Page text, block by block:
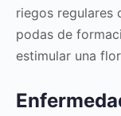
riegos regulares
podas de
estimular una